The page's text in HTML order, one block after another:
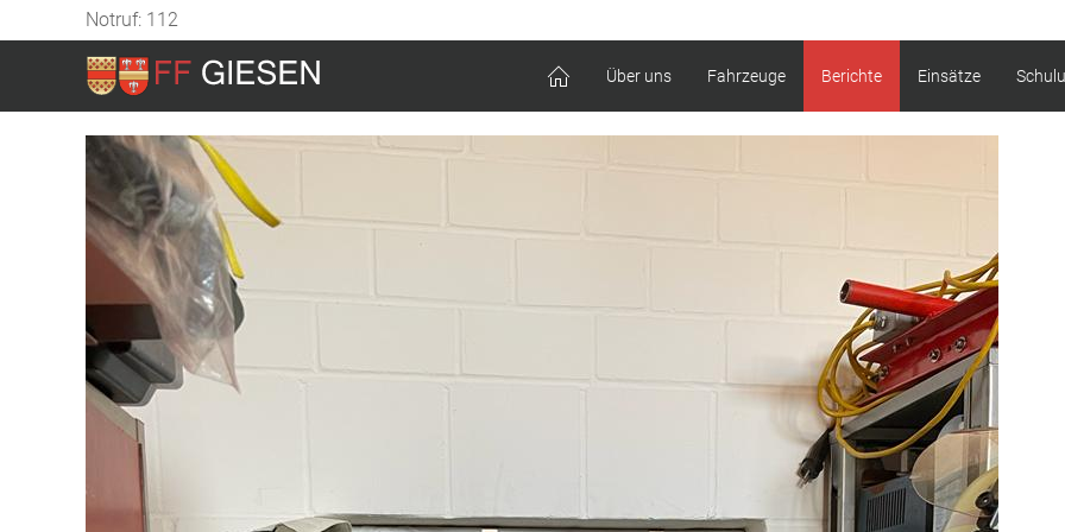
Notruf: 112
Über uns Fahrzeuge Berichte Einsätze